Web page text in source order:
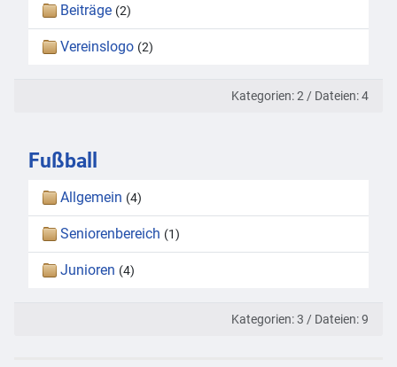
Beiträge (2)
Vereinslogo (2)
Kategorien: 2 / Dateien: 4
Fußball
Allgemein (4)
Seniorenbereich (1)
Junioren (4)
Kategorien: 3 / Dateien: 9